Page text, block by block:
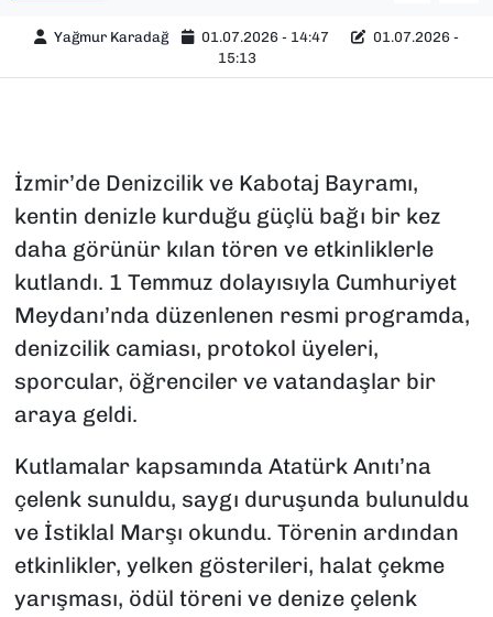
Yağmur Karadağ 01.07.2026 - 14:47
01.07.2026 -
15:13
İzmir’de Denizcilik ve Kabotaj Bayramı,
kentin denizle kurduğu güçlü bağı bir kez
daha görünür kılan tören ve etkinliklerle
kutlandı. 1 Temmuz dolayısıyla Cumhuriyet
Meydanı’nda düzenlenen resmi programda,
denizcilik camiası, protokol üyeleri,
sporcular, öğrenciler ve vatandaşlar bir
araya geldi.
Kutlamalar kapsamında Atatürk Anıtı’na
çelenk sunuldu, saygı duruşunda bulunuldu
ve İstiklal Marşı okundu. Törenin ardından
etkinlikler, yelken gösterileri, halat çekme
yarışması, ödül töreni ve denize çelenk